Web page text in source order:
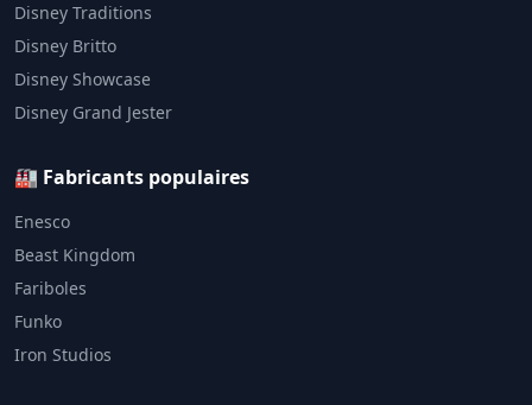
Disney Traditions
Disney Britto
Disney Showcase
Disney Grand Jester
🏭 Fabricants populaires
Enesco
Beast Kingdom
Fariboles
Funko
Iron Studios